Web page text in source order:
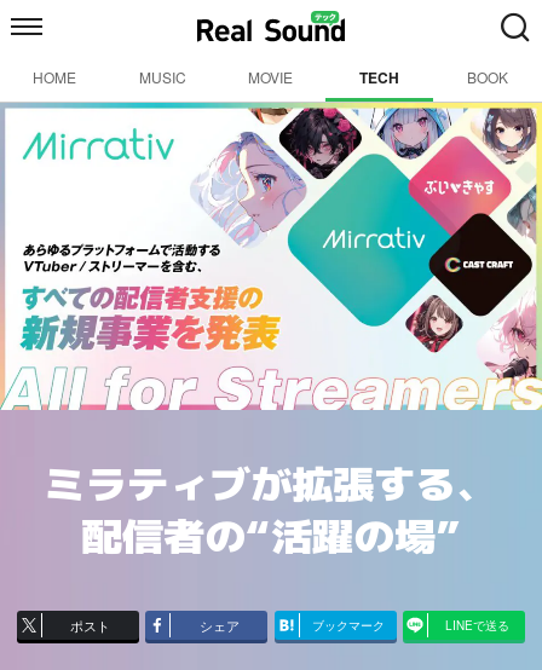
HOME MUSIC MOVIE TECH BOOK
ミラティブが拡張する、
配信者の“活躍の場”
ポスト シェア ブックマーク LINEで送る